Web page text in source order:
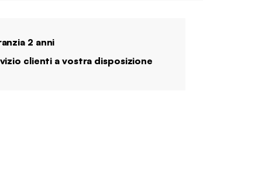
2 anni
clienti a vostra disposizione